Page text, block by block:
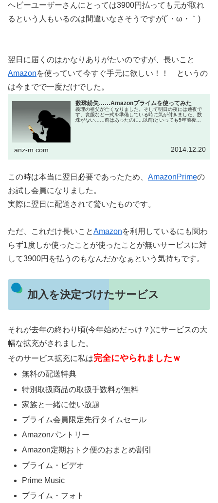
ヘビーユーザーさんにとっては3900円払っても元が取れ
るという人もいるのは間違いなさそうですが(´・ω・｀)
翌日に届くのはかなりありがたいのですが、長いこと
Amazonを使っていて今すぐ手元に欲しい！！ というの
は今までで一度だけでした。
数珠紛失……Amazonプライムを使ってみた
義理の祖父が亡くなりました。そして明日の夜には通夜で
す。喪服など一式を準備している時に気が付きました。数
珠がない……前はあったのに...以前(といっても5年前後前)
anz-m.com 2014.12.20
この時は本当に翌日必要であったため、 AmazonPrimeの
お試し会員になりました。
実際に翌日に配送されて驚いたものです。
ただ、これだけ長いことAmazonを利用しているにも関わ
らず1度しか使ったことが使ったことが無いサービスに対
して3900円を払うのもなんだかなぁという気持ちです。
加入を決定づけたサービス
それが去年の終わり頃(今年始めだっけ？)にサービスの大
幅な拡充がされました。
そのサービス拡充に私は完全にやられましたｗ
無料の配送特典
特別取扱商品の取扱手数料が無料
家族と一緒に使い放題
プライム会員限定先行タイムセール
Amazonパントリー
Amazon定期おトク便のおまとめ割引
プライム・ビデオ
Prime Music
プライム・フォト